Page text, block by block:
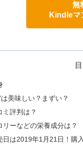
無
Kindleマ
美味しい？まずい？
ミ評判は？
ーなどの栄養成分は？
日は2019年1月21日！購